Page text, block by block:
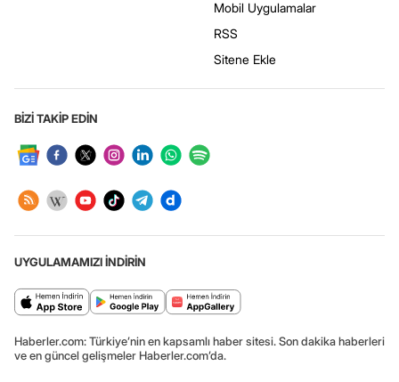
Mobil Uygulamalar
RSS
Sitene Ekle
BİZİ TAKİP EDİN
UYGULAMAMIZI İNDİRİN
Haberler.com: Türkiye’nin en kapsamlı haber sitesi. Son dakika haberleri
ve en güncel gelişmeler Haberler.com’da.